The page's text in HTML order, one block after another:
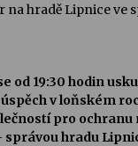
ve Stromovce:
kousek za Humpolec. V
odkaz Josefa Čapka
hradě Lipnice ve
od 19:30 hodin
v loňském
pro ochranu
hradu